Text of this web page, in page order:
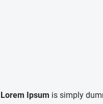
Lorem Ipsum is simply